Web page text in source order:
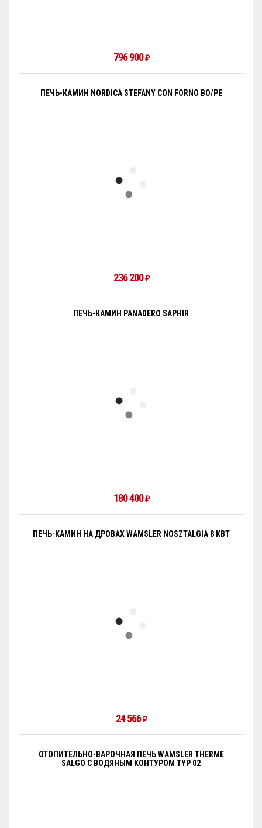
796 900₽
ПЕЧЬ-КАМИН NORDICA STEFANY CON FORNO BO/PE
236 200₽
ПЕЧЬ-КАМИН PANADERO SAPHIR
180 400₽
ПЕЧЬ-КАМИН НА ДРОВАХ WAMSLER NOSZTALGIA 8 КВТ
24 566₽
ОТОПИТЕЛЬНО-ВАРОЧНАЯ ПЕЧЬ WAMSLER THERME
SALGO С ВОДЯНЫМ КОНТУРОМ TYP 02